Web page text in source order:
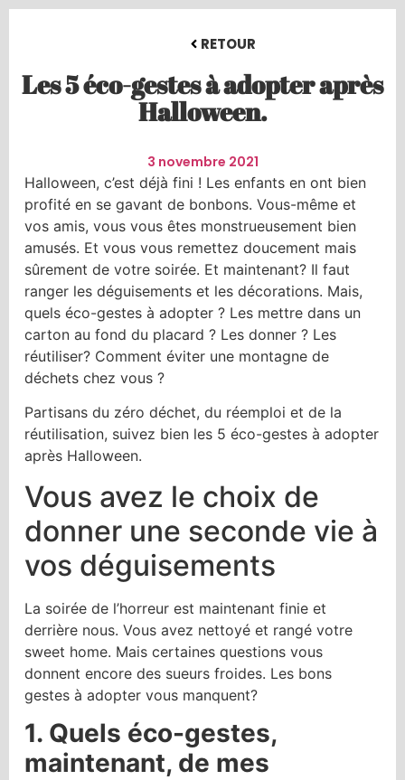
RETOUR
Les 5 éco-gestes à adopter après
Halloween.
3 novembre 2021
Halloween, c’est déjà fini ! Les enfants en ont bien
profité en se gavant de bonbons. Vous-même et
vos amis, vous vous êtes monstrueusement bien
amusés. Et vous vous remettez doucement mais
sûrement de votre soirée. Et maintenant? Il faut
ranger les déguisements et les décorations. Mais,
quels éco-gestes à adopter ? Les mettre dans un
carton au fond du placard ? Les donner ? Les
réutiliser? Comment éviter une montagne de
déchets chez vous ?
Partisans du zéro déchet, du réemploi et de la
réutilisation, suivez bien les 5 éco-gestes à adopter
après Halloween.
Vous avez le choix de
donner une seconde vie à
vos déguisements
La soirée de l’horreur est maintenant finie et
derrière nous. Vous avez nettoyé et rangé votre
sweet home. Mais certaines questions vous
donnent encore des sueurs froides. Les bons
gestes à adopter vous manquent?
1. Quels éco-gestes,
maintenant, de mes